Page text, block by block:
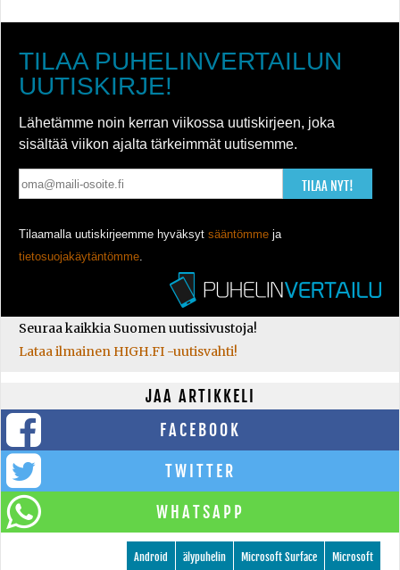
TILAA PUHELINVERTAILUN
UUTISKIRJE!
Lähetämme noin kerran viikossa uutiskirjeen, joka
sisältää viikon ajalta tärkeimmät uutisemme.
TILAA NYT!
Tilaamalla uutiskirjeemme hyväksyt sääntömme ja
tietosuojakäytäntömme.
Seuraa kaikkia Suomen uutissivustoja!
Lataa ilmainen HIGH.FI -uutisvahti!
JAA ARTIKKELI
FACEBOOK
TWITTER
WHATSAPP
Microsoft
Microsoft Surface
älypuhelin
Android